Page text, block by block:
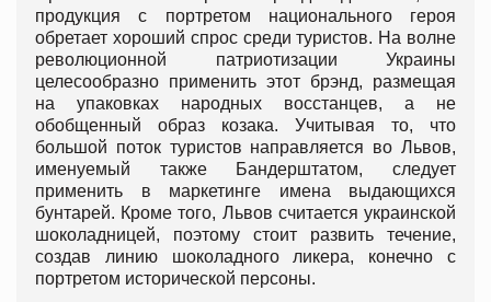
продукция с портретом национального героя
обретает хороший спрос среди туристов. На волне
революционной патриотизации Украины
целесообразно применить этот брэнд, размещая
на упаковках народных восстанцев, а не
обобщенный образ козака. Учитывая то, что
большой поток туристов направляется во Львов,
именуемый также Бандерштатом, следует
применить в маркетинге имена выдающихся
бунтарей. Кроме того, Львов считается украинской
шоколадницей, поэтому стоит развить течение,
создав линию шоколадного ликера, конечно с
портретом исторической персоны.